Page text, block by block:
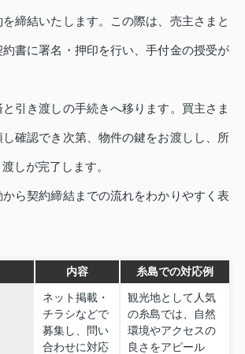
締結いたします。この際は、売主さまと
書に署名・押印を行い、手付金の授受が
引き渡しの手続きへ移ります。買主さま
確認でき次第、物件の鍵をお渡しし、所
しが完了します。
ら契約締結までの流れをわかりやすく表
内容 糸島での対応例
ネット掲載・
チラシなどで
募集し、問い
合わせに対応
観光地として人気
の糸島では、自然
環境やアクセスの
良さをアピール